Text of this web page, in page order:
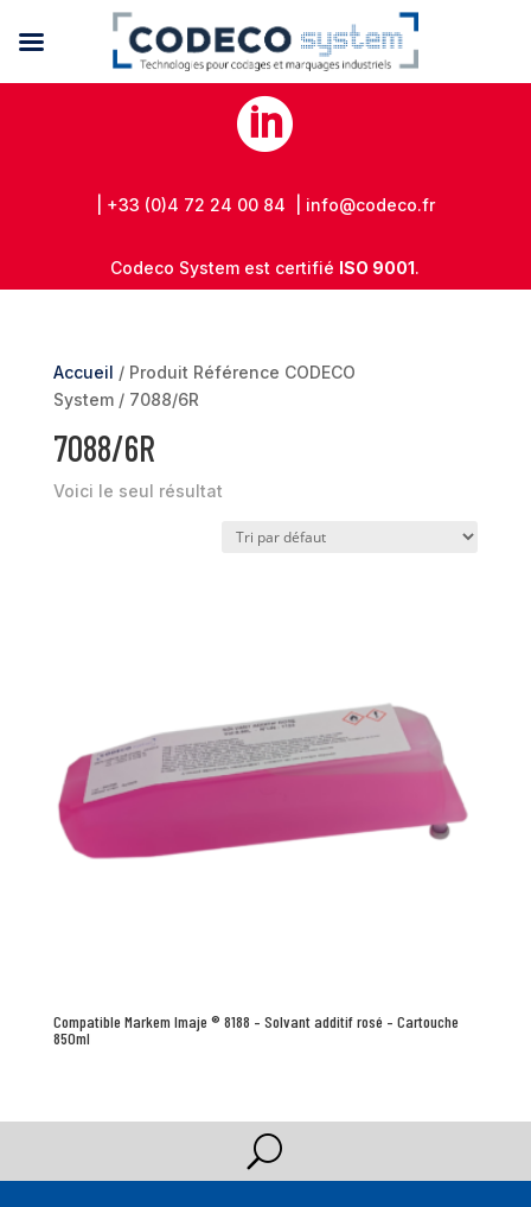

| +33 (0)4 72 24 00 84 | info@codeco.fr
Codeco System est certifié ISO 9001.
Accueil / Produit Référence CODECO
System / 7088/6R
7088/6R
Voici le seul résultat
Compatible Markem Imaje ® 8188 – Solvant additif rosé – Cartouche
850ml
U